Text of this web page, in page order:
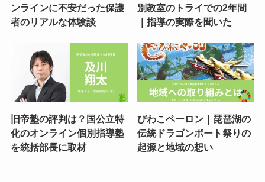
ンラインに不安だった保護
者のリアルな体験談
別教室のトライでの2年間
｜指導の実際を聞いた
旧帝塾の評判は？国公立特
化のオンライン個別指導塾
を統括部長に取材
びわこペーロン｜琵琶湖の
伝統ドラゴンボート祭りの
起源と地域の想い